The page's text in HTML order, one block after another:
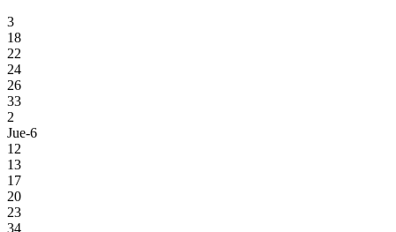
3
18
22
24
26
33
2
Jue-6
12
13
17
20
23
34